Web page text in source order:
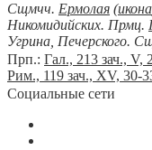
Сщмчч. Ермолая (икона
Никомидийских. Прмц.
Угрина, Печерского.
Прп.: Гал., 213 зач., V,
Рим., 119 зач., XV, 30-
Социальные сети